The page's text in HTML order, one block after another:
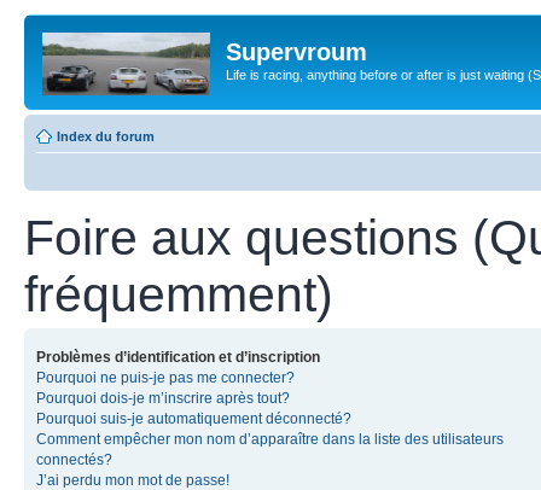
Supervroum
Life is racing, anything before or after is just waiting
Index du forum
Foire aux questions
fréquemment)
Problèmes d’identification et d’inscription
Pourquoi ne puis-je pas me connecter?
Pourquoi dois-je m’inscrire après tout?
Pourquoi suis-je automatiquement déconnecté?
Comment empêcher mon nom d’apparaître dans la liste des utilisateurs
connectés?
J’ai perdu mon mot de passe!